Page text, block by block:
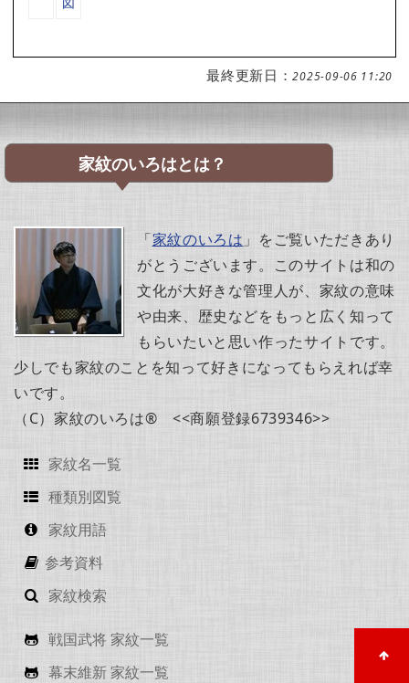
最終更新日：2025-09-06 11:20
家紋のいろはとは？
「家紋のいろは 」をご覧いただきあり
がとうございます。このサイトは和の
文化が大好きな管理人が、家紋の意味
や由来、歴史などをもっと広く知って
もらいたいと思い作ったサイトです。
少しでも家紋のことを知って好きになってもらえれば幸
いです。
（C）家紋のいろは® <<商願登録6739346>>
家紋名一覧
種類別図覧
家紋用語
参考資料
家紋検索
戦国武将 家紋一覧
幕末維新 家紋一覧